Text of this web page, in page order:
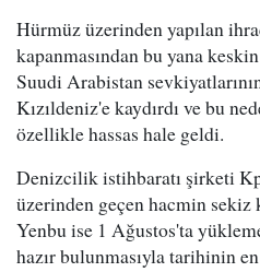
Hürmüz üzerinden yapılan
kapanmasından bu yana
Suudi Arabistan
Kızıldeniz'e kaydırdı ve bu
özellikle hassas hale geldi.
Denizcilik istihbaratı şirketi
üzerinden geçen hacmin sekiz
Yenbu ise 1 Ağustos'ta
hazır bulunmasıyla tarihinin